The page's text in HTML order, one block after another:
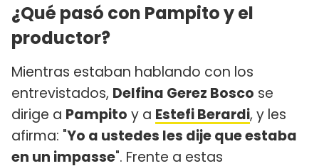
¿Qué pasó con Pampito y el
productor?
Mientras estaban hablando con los
entrevistados, Delfina Gerez Bosco se
dirige a Pampito y a Estefi Berardi, y les
afirma: "Yo a ustedes les dije que estaba
en un impasse". Frente a estas